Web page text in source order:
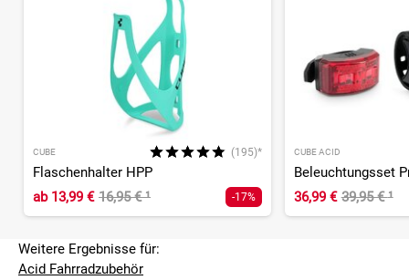
CUBE (195)*
Flaschenhalter HPP
ab13,99 € 16,95 €¹ -17%
CUBE ACID
Beleuchtungsset
36,99 € 39,95 €¹
Weitere Ergebnisse für:
Acid Fahrradzubehör